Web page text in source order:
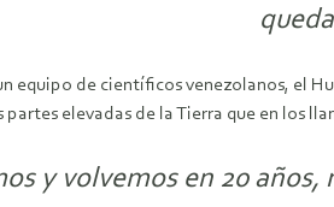
equipo de científicos venezolanos, el
partes elevadas de la Tierra que en los
y volvemos en 20